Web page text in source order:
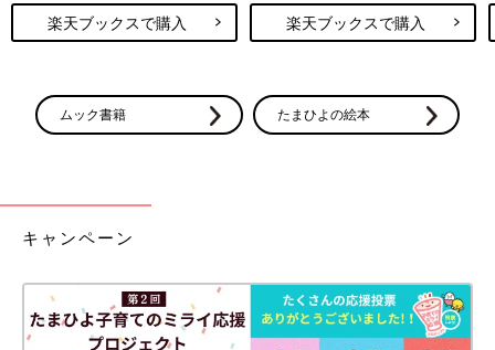
う判断されるかなと思いつつ、今お世話になっている団体に問い
合わせたら、面接をしてもらえることになったんです。
療中ですっていう話をしてあったので、面接には診断書を持って
くるように言われ、主治医が書いた診断書を持参。ちなみに、主
念願の長男を迎え、3人家族に！しかし2年後…
楽天ブックスで購入 楽天ブックスで購入
ムック書籍 たまひよの絵本
キャンペーン